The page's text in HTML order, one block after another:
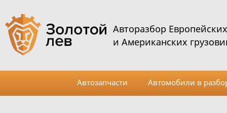
Авторазбор Европейских
и Американских
Автозапчасти Автомобили в